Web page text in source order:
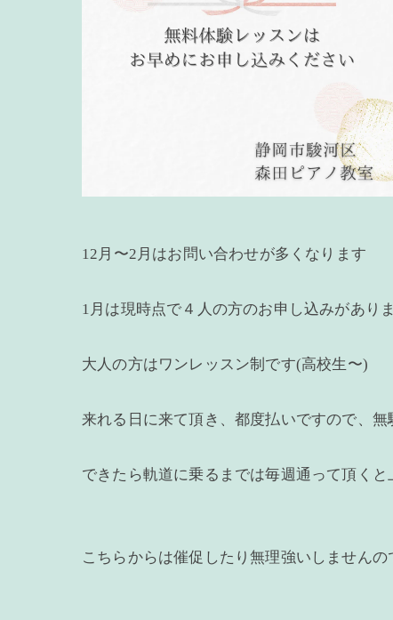
12月〜2月はお問い合わせが多くなります
1月は現時点で４人の方のお申し込みがあり
大人の方はワンレッスン制です(高校生〜)
来れる日に来て頂き、都度払いですので、
できたら軌道に乗るまでは毎週通って頂く
こちらからは催促したり無理強いしません